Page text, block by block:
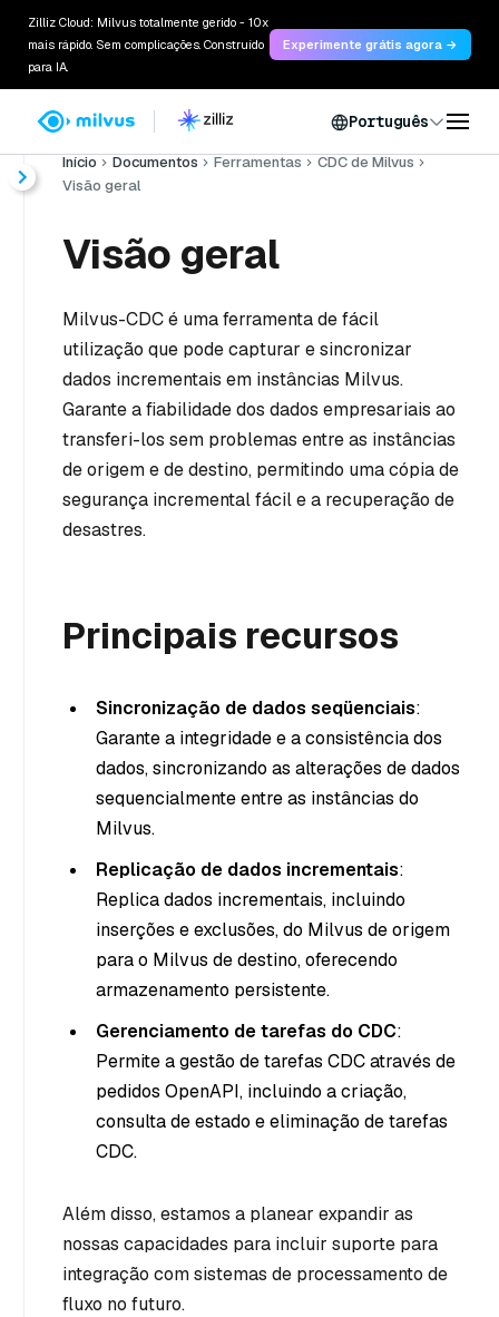
Zilliz Cloud: Milvus totalmente gerido - 10x
mais rápido. Sem complicações. Construído
para IA.
Experimente grátis agora →
Português
Início Documentos Ferramentas
CDC de Milvus
Visão geral
Visão geral
Milvus-CDC é uma ferramenta de fácil
utilização que pode capturar e sincronizar
dados incrementais em instâncias Milvus.
Garante a fiabilidade dos dados empresariais ao
transferi-los sem problemas entre as instâncias
de origem e de destino, permitindo uma cópia de
segurança incremental fácil e a recuperação de
desastres.
Principais recursos
Sincronização de dados seqüenciais:
Garante a integridade e a consistência dos
dados, sincronizando as alterações de dados
sequencialmente entre as instâncias do
Milvus.
Replicação de dados incrementais:
Replica dados incrementais, incluindo
inserções e exclusões, do Milvus de origem
para o Milvus de destino, oferecendo
armazenamento persistente.
Gerenciamento de tarefas do CDC:
Permite a gestão de tarefas CDC através de
pedidos OpenAPI, incluindo a criação,
consulta de estado e eliminação de tarefas
CDC.
Além disso, estamos a planear expandir as
nossas capacidades para incluir suporte para
integração com sistemas de processamento de
fluxo no futuro.